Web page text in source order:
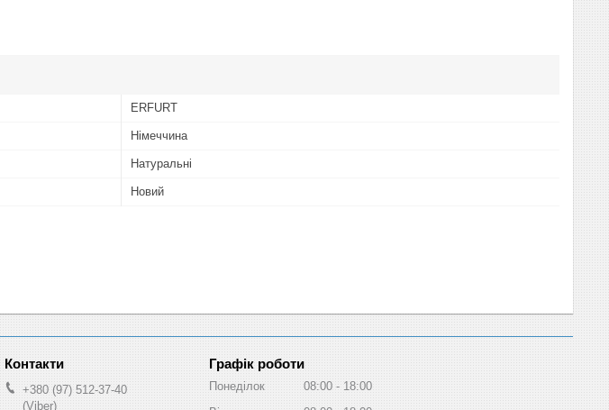
ERFURT
Німеччина
Натуральні
Новий
+380 (97) 512-37-40
(Viber)
Графік роботи
Понеділок 08:00
18:00